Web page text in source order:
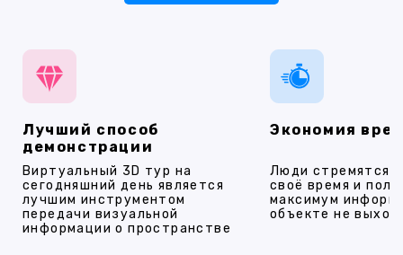
Лучший способ
демонстрации
Виртуальный 3D тур на
сегодняшний день является
лучшим инструментом
передачи визуальной
информации о пространстве
Экономия
Люди стремятся
своё время и
максимум
объекте не